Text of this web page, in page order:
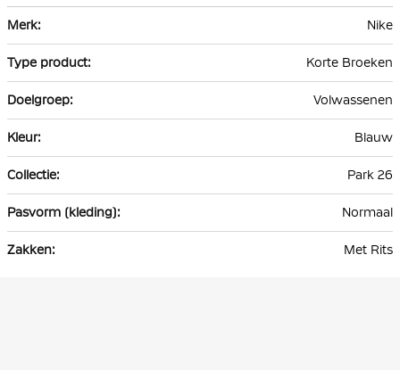
informatie
Nike
Korte Broeken
Volwassenen
Blauw
Park 26
Normaal
Met Rits